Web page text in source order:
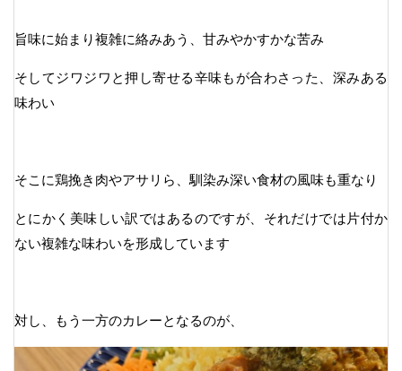
旨味に始まり複雑に絡みあう、甘みやかすかな苦み
そしてジワジワと押し寄せる辛味もが合わさった、深みある
味わい
そこに鶏挽き肉やアサリら、馴染み深い食材の風味も重なり
とにかく美味しい訳ではあるのですが、それだけでは片付か
ない複雑な味わいを形成しています
対し、もう一方のカレーとなるのが、